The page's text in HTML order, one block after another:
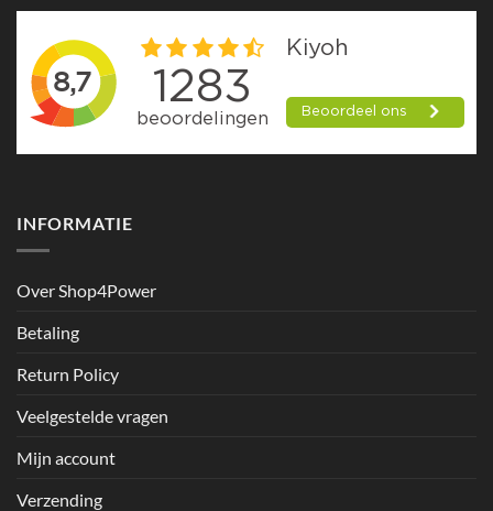
INFORMATIE
Over Shop4Power
Betaling
Return Policy
Veelgestelde vragen
Mijn account
Verzending